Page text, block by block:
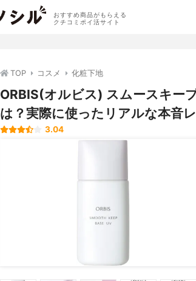
おすすめ商品がもらえる
クチコミポイ活サイト
TOP コスメ 化粧下地
ORBIS(オルビス) スムースキー
は？実際に使ったリアルな本音
3.04